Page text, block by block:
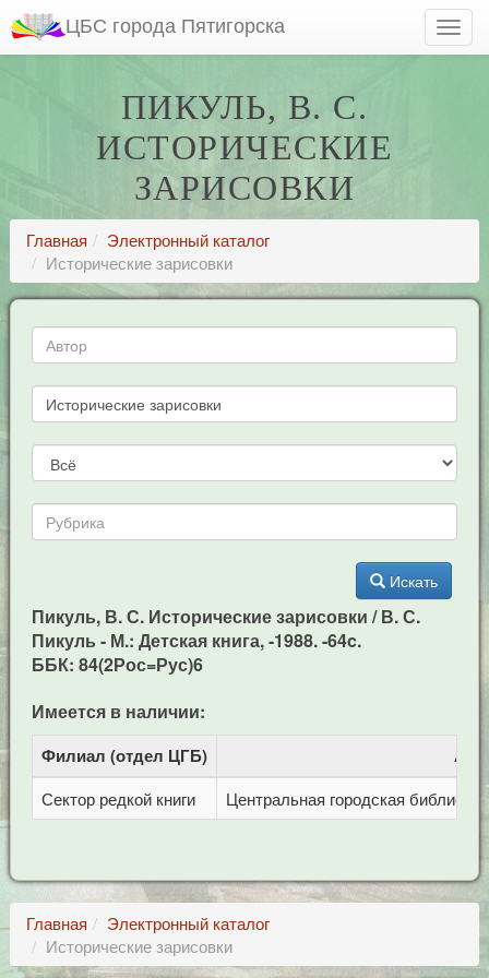
ЦБС города Пятигорска
ПИКУЛЬ, В. С.
ИСТОРИЧЕСКИЕ
ЗАРИСОВКИ
Главная
Электронный каталог
Исторические зарисовки
Искать
Пикуль, В. С. Исторические зарисовки / В. С.
Пикуль - М.: Детская книга, -1988. -64c.
ББК: 84(2Рос=Рус)6
Имеется в наличии:
Филиал (отдел ЦГБ)
Сектор редкой книги Центральная городская
Главная
Электронный каталог
Исторические зарисовки